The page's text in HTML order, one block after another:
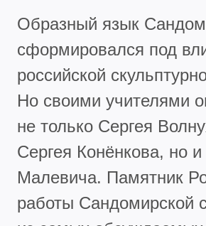
Образный язык
сформировался под
российской
Но своими учителями
не только Сергея
Сергея Конёнкова, но
Малевича. Памятник
работы Сандомирской